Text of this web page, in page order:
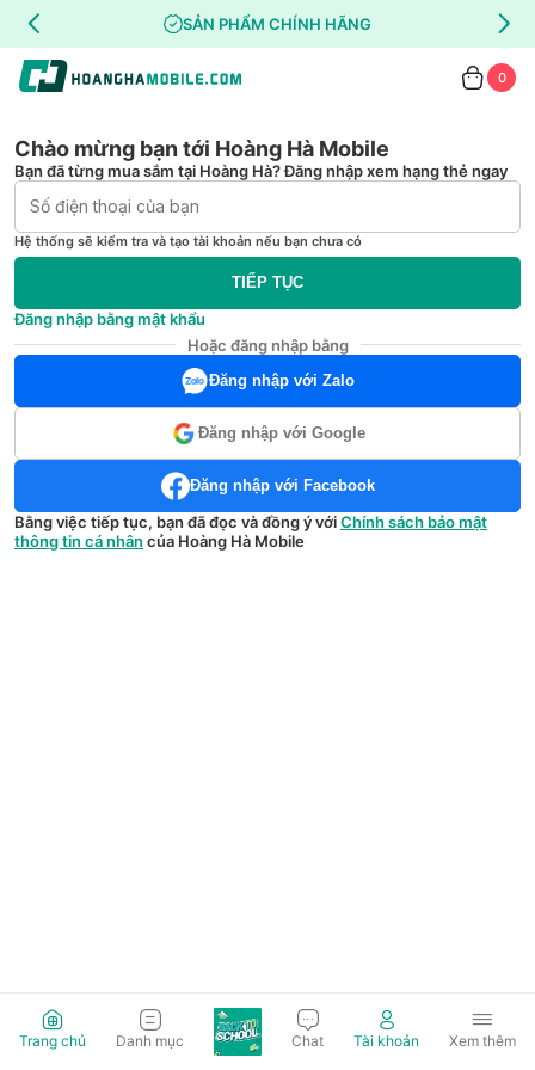
SẢN PHẨM CHÍNH HÃNG
0
Chào mừng bạn tới Hoàng Hà Mobile
Bạn đã từng mua sắm tại Hoàng Hà? Đăng nhập xem hạng thẻ ngay
Hệ thống sẽ kiểm tra và tạo tài khoản nếu bạn chưa có
TIẾP TỤC
Đăng nhập bằng mật khẩu
Hoặc đăng nhập bằng
Đăng nhập với Zalo
Đăng nhập với Google
Đăng nhập với Facebook
Bằng việc tiếp tục, bạn đã đọc và đồng ý vớiChính sách bảo mật
thông tin cá nhân của Hoàng Hà Mobile
Trang chủ Danh mục Chat Tài khoản Xem thêm